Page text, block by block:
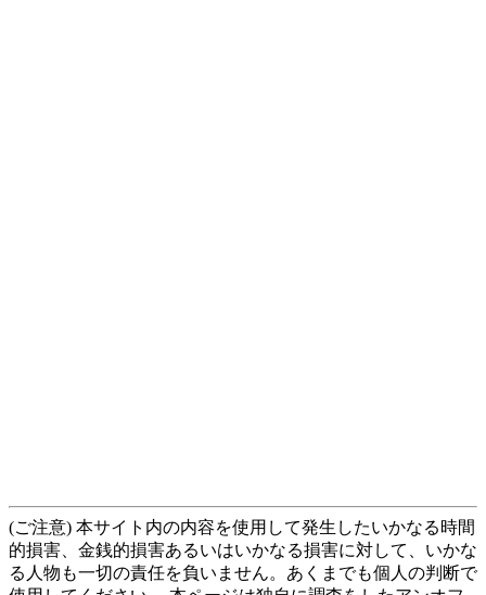
(ご注意) 本サイト内の内容を使用して発生したいかなる時間
的損害、金銭的損害あるいはいかなる損害に対して、いかな
る人物も一切の責任を負いません。あくまでも個人の判断で